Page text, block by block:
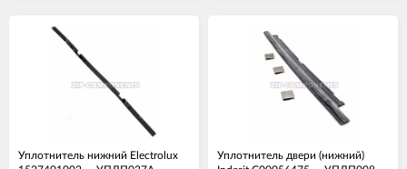
Уплотнитель нижний Electrolux
Уплотнитель двери (нижний)